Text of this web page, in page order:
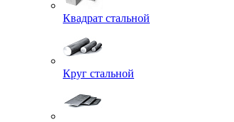
Квадрат стальной
Круг стальной